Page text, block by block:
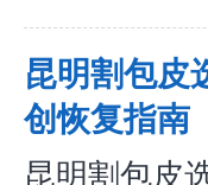
昆明割包皮
创恢复指南
昆明割包皮